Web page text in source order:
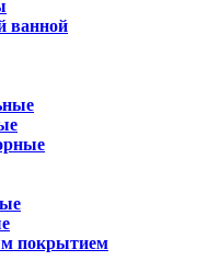
ванной
покрытием